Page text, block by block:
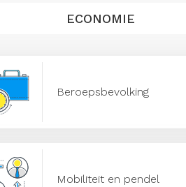
ECONOMIE
Beroepsbevolking
Mobiliteit en pendel